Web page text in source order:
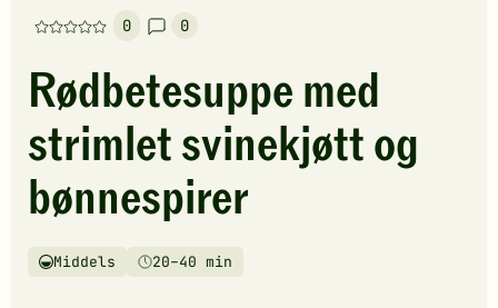
0
Denne
har
foreløpig
ingen
vurderinger.
Bli
den
til
0
Rødbetesuppe med
strimlet svinekjøtt og
bønnespirer
Vanskelighetsgrad
Middels
Tilberedningstid20–40 min